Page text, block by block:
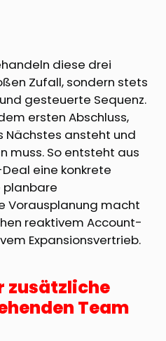
diese drei
Zufall, sondern stets
gesteuerte Sequenz.
ersten Abschluss,
Nächstes ansteht und
muss. So entsteht aus
eine konkrete
planbare
Vorausplanung macht
reaktivem Account-
Expansionsvertrieb.
zusätzliche
Team